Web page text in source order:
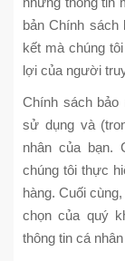
bản Chính
kết mà chúng
lợi của người
Chính sách bảo
sử dụng và
nhân của bạn.
chúng tôi thực
hàng. Cuối
chọn của quý
thông tin cá